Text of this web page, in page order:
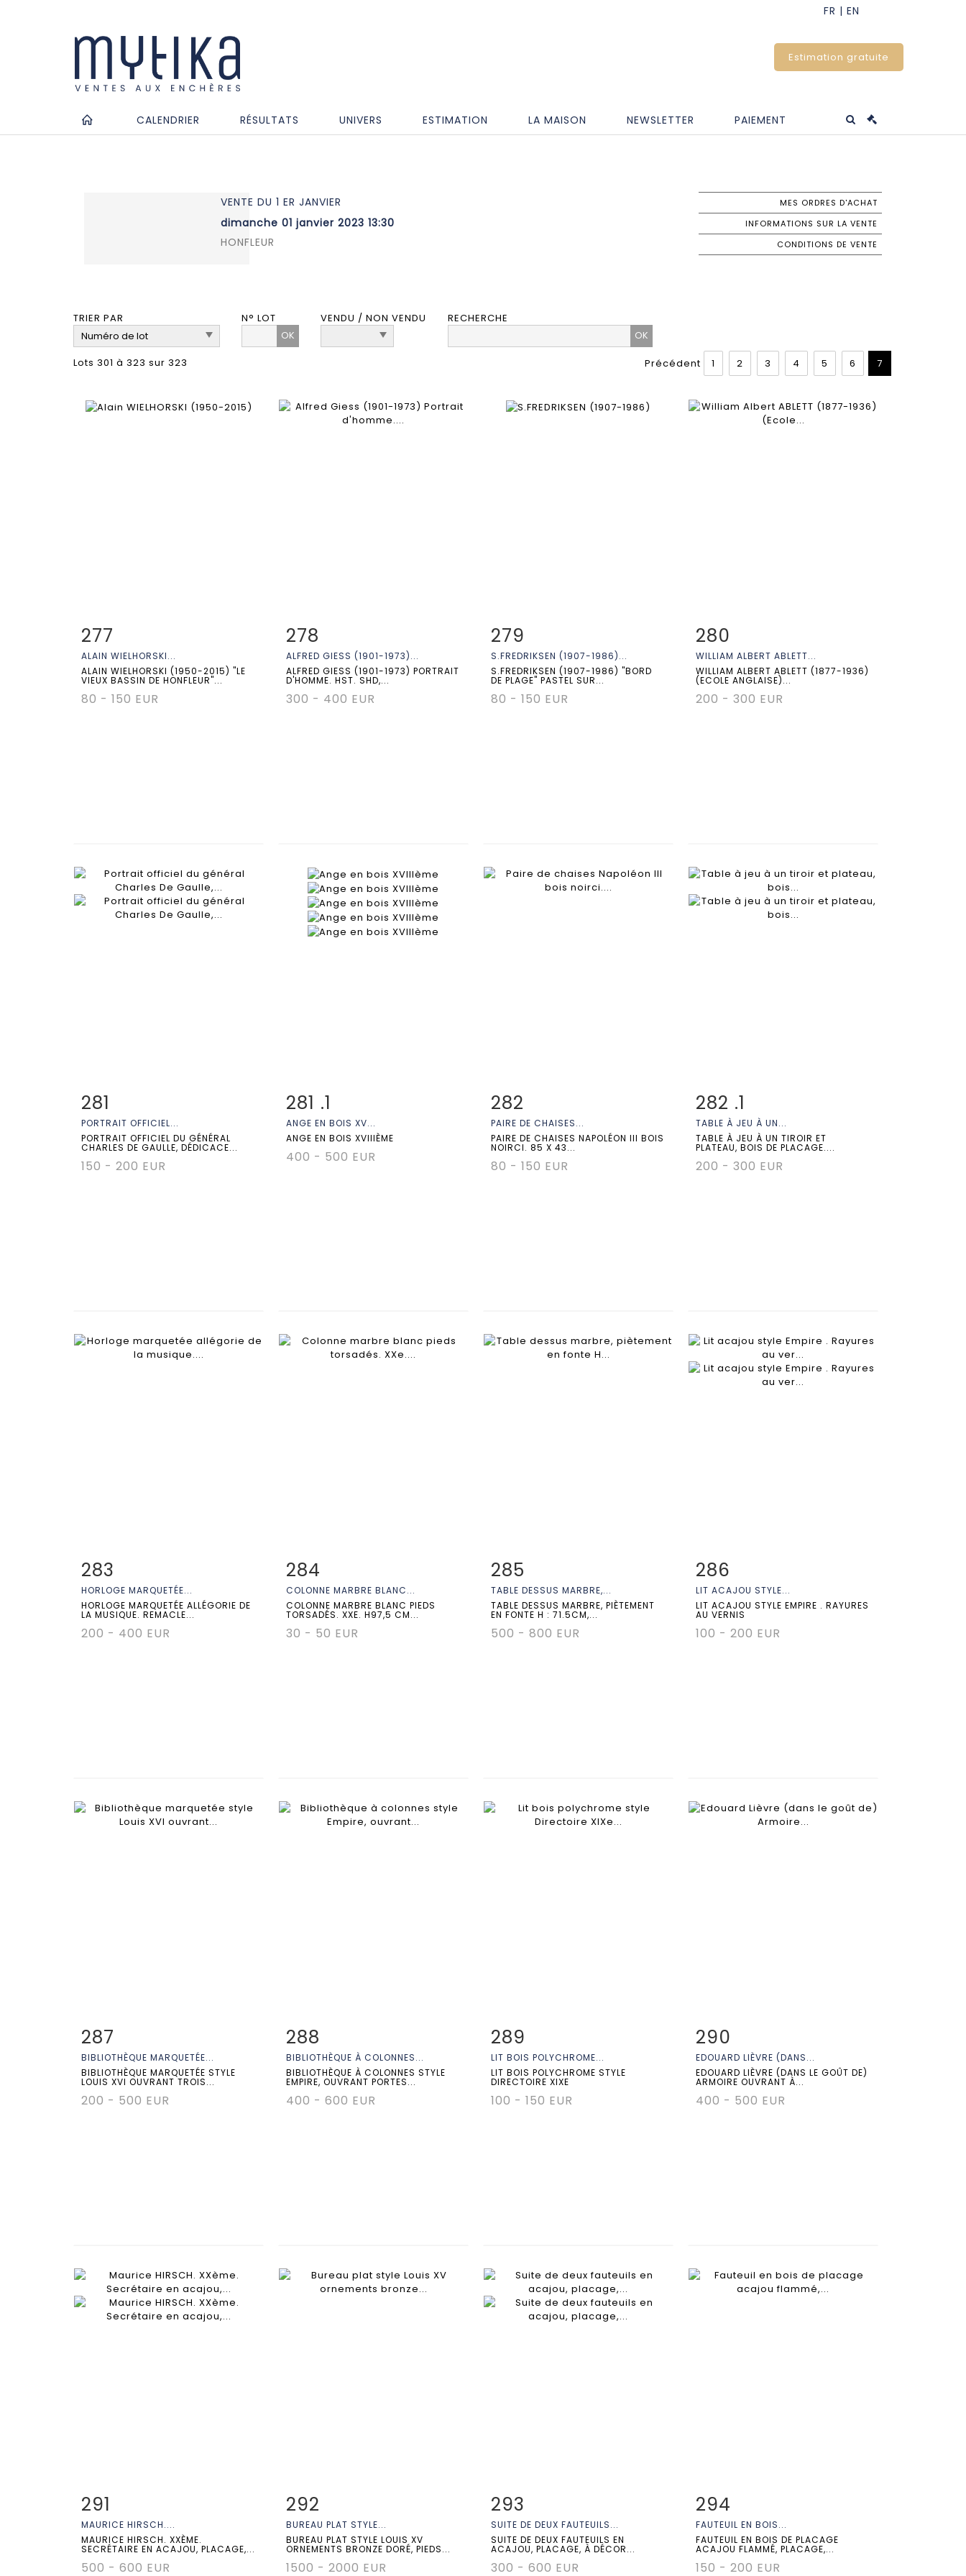
Estimation gratuite
CALENDRIER RÉSULTATS UNIVERS ESTIMATION LA MAISON NEWSLETTER PAIEMENT
VENTE DU 1 ER JANVIER
dimanche 01 janvier 2023 13:30
HONFLEUR
MES ORDRES D'ACHAT
INFORMATIONS SUR LA VENTE
CONDITIONS DE VENTE
TRIER PAR
N° LOT
OK
VENDU / NON VENDU RECHERCHE
Lots 301 à 323 sur 323 Précédent 1 2 3 4 5 6 7
Fiche détaillée
277
ALAIN WIELHORSKI...
ALAIN WIELHORSKI (1950-2015) "LE
VIEUX BASSIN DE HONFLEUR"...
80 - 150 EUR
Fiche détaillée
278
ALFRED GIESS (1901-1973)...
ALFRED GIESS (1901-1973) PORTRAIT
D'HOMME. HST. SHD,...
300 - 400 EUR
Fiche détaillée
279
S.FREDRIKSEN (1907-1986)...
S.FREDRIKSEN (1907-1986) "BORD
DE PLAGE" PASTEL SUR...
80 - 150 EUR
Fiche détaillée
280
WILLIAM ALBERT ABLETT...
WILLIAM ALBERT ABLETT (1877-1936)
(ECOLE ANGLAISE)...
200 - 300 EUR
Fiche détaillée
281
PORTRAIT OFFICIEL...
PORTRAIT OFFICIEL DU GÉNÉRAL
CHARLES DE GAULLE, DÉDICACE...
150 - 200 EUR
Fiche détaillée
281 .1
ANGE EN BOIS XV...
ANGE EN BOIS XVIIIÈME
400 - 500 EUR
Fiche détaillée
282
PAIRE DE CHAISES...
PAIRE DE CHAISES NAPOLÉON III BOIS
NOIRCI. 85 X 43...
80 - 150 EUR
Fiche détaillée
282 .1
TABLE À JEU À UN...
TABLE À JEU À UN TIROIR ET
PLATEAU, BOIS DE PLACAGE....
200 - 300 EUR
Fiche détaillée
283
HORLOGE MARQUETÉE...
HORLOGE MARQUETÉE ALLÉGORIE DE
LA MUSIQUE. REMACLE...
200 - 400 EUR
Fiche détaillée
284
COLONNE MARBRE BLANC...
COLONNE MARBRE BLANC PIEDS
TORSADÉS. XXE. H97,5 CM...
30 - 50 EUR
Fiche détaillée
285
TABLE DESSUS MARBRE,...
TABLE DESSUS MARBRE, PIÈTEMENT
EN FONTE H : 71.5CM,...
500 - 800 EUR
Fiche détaillée
286
LIT ACAJOU STYLE...
LIT ACAJOU STYLE EMPIRE . RAYURES
AU VERNIS
100 - 200 EUR
Fiche détaillée
287
BIBLIOTHÈQUE MARQUETÉE...
BIBLIOTHÈQUE MARQUETÉE STYLE
LOUIS XVI OUVRANT TROIS...
200 - 500 EUR
Fiche détaillée
288
BIBLIOTHÈQUE À COLONNES...
BIBLIOTHÈQUE À COLONNES STYLE
EMPIRE, OUVRANT PORTES...
400 - 600 EUR
Fiche détaillée
289
LIT BOIS POLYCHROME...
LIT BOIS POLYCHROME STYLE
DIRECTOIRE XIXE
100 - 150 EUR
Fiche détaillée
290
EDOUARD LIÈVRE (DANS...
EDOUARD LIÈVRE (DANS LE GOÛT DE)
ARMOIRE OUVRANT À...
400 - 500 EUR
Fiche détaillée
291
MAURICE HIRSCH....
MAURICE HIRSCH. XXÈME.
SECRÉTAIRE EN ACAJOU, PLACAGE,...
500 - 600 EUR
Fiche détaillée
292
BUREAU PLAT STYLE...
BUREAU PLAT STYLE LOUIS XV
ORNEMENTS BRONZE DORÉ, PIEDS...
1500 - 2000 EUR
Fiche détaillée
293
SUITE DE DEUX FAUTEUILS...
SUITE DE DEUX FAUTEUILS EN
ACAJOU, PLACAGE, À DÉCOR...
300 - 600 EUR
Fiche détaillée
294
FAUTEUIL EN BOIS...
FAUTEUIL EN BOIS DE PLACAGE
ACAJOU FLAMMÉ, PLACAGE,...
150 - 200 EUR